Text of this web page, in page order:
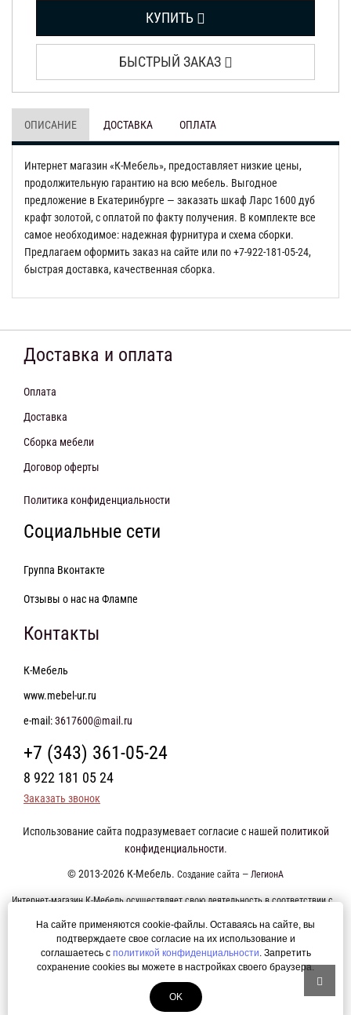
КУПИТЬ
БЫСТРЫЙ ЗАКАЗ
ОПИСАНИЕ ДОСТАВКА ОПЛАТА
Интернет магазин «К-Мебель», предоставляет низкие цены,
продолжительную гарантию на всю мебель. Выгодное
предложение в Екатеринбурге — заказать шкаф Ларс 1600 дуб
крафт золотой, с оплатой по факту получения. В комплекте все
самое необходимое: надежная фурнитура и схема сборки.
Предлагаем оформить заказ на сайте или по +7-922-181-05-24,
быстрая доставка, качественная сборка.
Доставка и оплата
Оплата
Доставка
Сборка мебели
Договор оферты
Политика конфиденциальности
Социальные сети
Группа Вконтакте
Отзывы о нас на Флампе
Контакты
К-Мебель
www.mebel-ur.ru
e-mail:3617600@mail.ru
+7 (343) 361-05-24
8 922 181 05 24
Заказать звонок
На сайте применяются cookie-файлы. Оставаясь на сайте, вы
подтверждаете свое согласие на их использование и
соглашаетесь с политикой конфиденциальности. Запретить
сохранение cookies вы можете в настройках своего браузера.
OK
Использование сайта подразумевает согласие с нашей политикой
конфиденциальности.
© 2013-2026 К-Мебель. Создание сайта — ЛегионА
Интернет-магазин К-Мебель осуществляет свою деятельность в соответствии с
требованиями Федерального закона от 27 июля 2006 года №152-ФЗ "О
персональных данных". Оформление заказа возможно только при наличии
согласия на обработку Ваших персональных данных. Мы так же осуществляем
сбор персональных данных с использованием интернет-сервиса Яндекс.
Метрика. Это позволяет нам анализировать взаимодействие посетителей с
сайтом и делать его лучше. Продолжая пользоваться сайтом, вы соглашаетесь с